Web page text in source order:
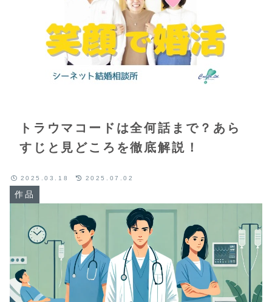
トラウマコードは全何話まで？あら
すじと見どころを徹底解説！
作品
2025.03.18 2025.07.02